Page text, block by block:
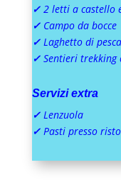
✓ 2 letti a castello
✓ Campo da bocce
✓ Laghetto di
✓ Sentieri trekking
Servizi extra
✓ Lenzuola
✓ Pasti presso